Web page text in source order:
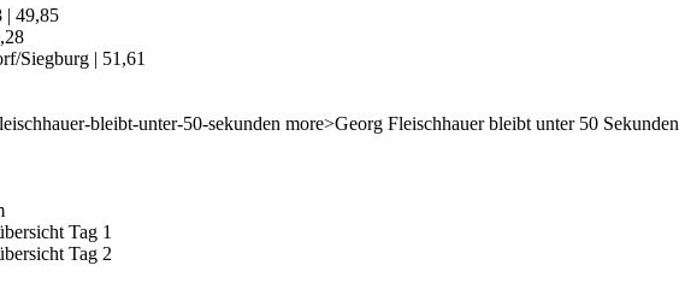
| 49,85
Siegburg | 51,61
bleibt-unter-50-sekunden more>Georg Fleischhauer bleibt unter 50 Sekunden
Tag 1
Tag 2